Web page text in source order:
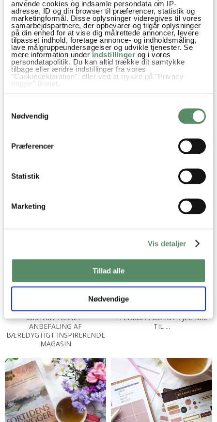
anvende cookies og indsamle persondata om IP-
adresse, ID og din browser til præferencer, statistik og
marketingformål. Disse oplysninger videregives til vores
samarbejdspartnere, der opbevarer og tilgår oplysninger
på din enhed for at vise dig målrettede annoncer, levere
tilpasset indhold, foretage annonce- og indholdsmåling,
lave målgruppeundersøgelser og udvikle tjenester. Se
mere information under indstillinger og i vores
persondatapolitik. Du kan altid trække dit samtykke
tilbage eller ændre indstillinger fra vores
"Cookiedeklaration", eller ved at trykke på "Privacy
trigger" ikonet.
Indsamle præcise oplysninger om din placering,
der kan være nøjagtig inden for få meter
Identificere din enhed baseret på en scanning af
Nødvendig
Præferencer
Statistik
Marketing
Vis detaljer
Tillad alle
Nødvendige
ØENS HEMMELIGHED AF
KIMBERLEY FREEMAN -
BOGANBEFALING
KRYDDERILABELS - GRATIS DIY
AF LINDA CASTILLO -
BOGANBEFALING
SUSTAIN YEARLY -
ANBEFALING AF
BÆREDYGTIGT INSPIRERENDE
MAGASIN
I FEBRUAR GLÆDER JEG MIG
TIL ...